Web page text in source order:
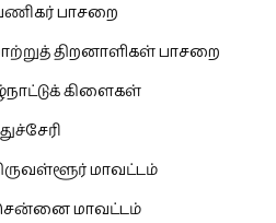
பாசறை
திறனாளிகள் பாசறை
கிளைகள்
மாவட்டம்
மாவட்டம்